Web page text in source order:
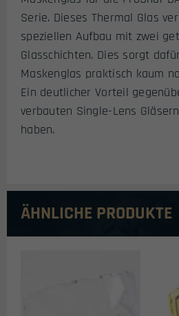
Serie. Dieses Thermal Glas
speziellen Aufbau mit zwei
Glasschichten. Dies sorgt
Maskenglas praktisch kaum
Ein deutlicher Vorteil
verbauten Single-Lens
haben.
ÄHNLICHE PRODUKTE